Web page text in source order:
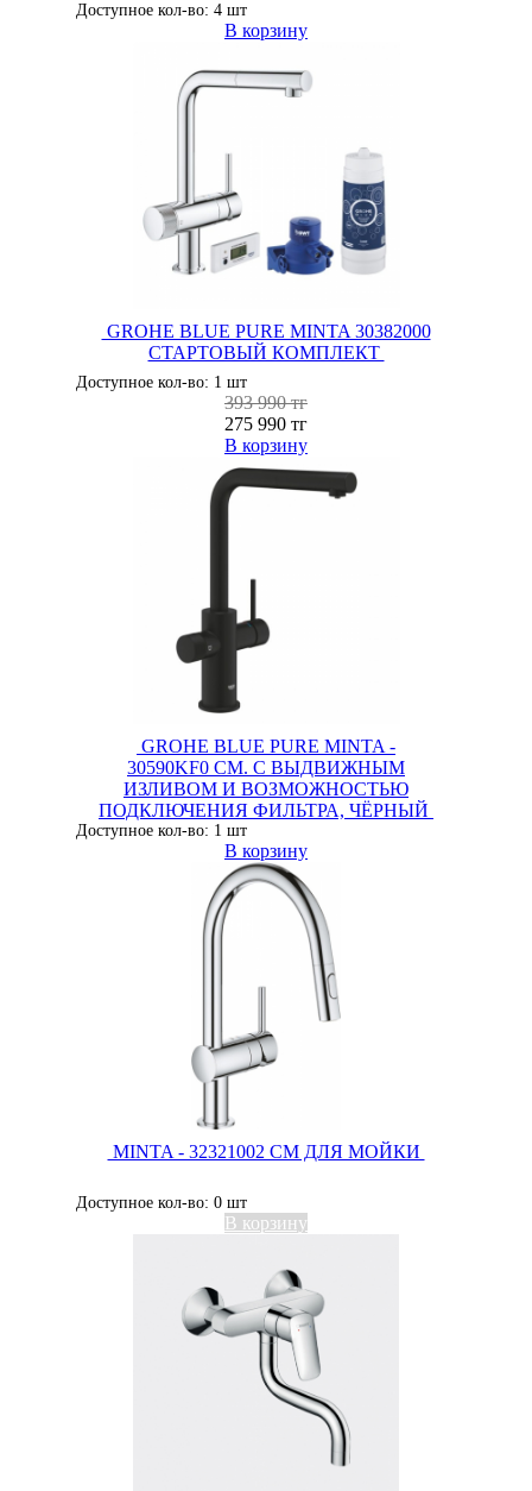
Доступное кол-во: 4 шт
В корзину
GROHE BLUE PURE MINTA 30382000
СТАРТОВЫЙ КОМПЛЕКТ
Доступное кол-во: 1 шт
393 990 тг
275 990 тг
В корзину
GROHE BLUE PURE MINTA -
30590KF0 СМ. С ВЫДВИЖНЫМ
ИЗЛИВОМ И ВОЗМОЖНОСТЬЮ
ПОДКЛЮЧЕНИЯ ФИЛЬТРА, ЧЁРНЫЙ
Доступное кол-во: 1 шт
В корзину
MINTA - 32321002 СМ ДЛЯ МОЙКИ
Доступное кол-во: 0 шт
В корзину